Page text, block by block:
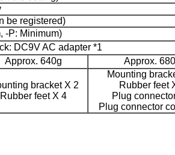
be registered)
-P: Minimum)
DC9V AC adapter *1
Approx. 640g Approx.
bracket Χ 2
Rubber feet Χ 4
Mounting
Rubber feet
Plug
Plug connector